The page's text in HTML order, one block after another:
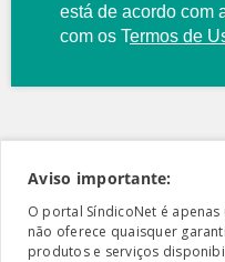
está de acordo com
com os Termos de
Aviso importante:
O portal SíndicoNet é
não oferece quaisquer
produtos e serviços